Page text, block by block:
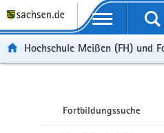
Portalübergreifende Navigation
Hochschule Meißen (FH) und
Fortbildungssuche